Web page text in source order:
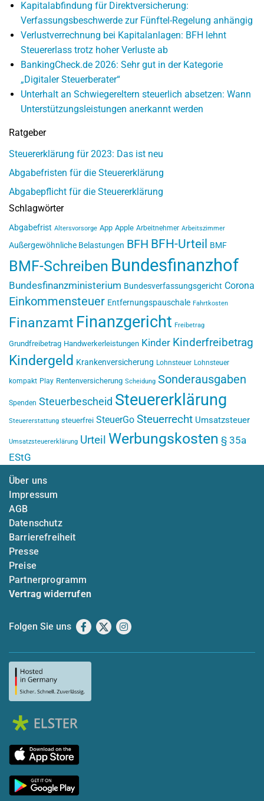
Kapitalabfindung für Direktversicherung:
Verfassungsbeschwerde zur Fünftel-Regelung anhängig
Verlustverrechnung bei Kapitalanlagen: BFH lehnt
Steuererlass trotz hoher Verluste ab
BankingCheck.de 2026: Sehr gut in der Kategorie
„Digitaler Steuerberater“
Unterhalt an Schwiegereltern steuerlich absetzen: Wann
Unterstützungsleistungen anerkannt werden
Ratgeber
Steuererklärung für 2023: Das ist neu
Abgabefristen für die Steuererklärung
Abgabepflicht für die Steuererklärung
Schlagwörter
Abgabefrist Altersvorsorge App Apple Arbeitnehmer Arbeitszimmer
Außergewöhnliche Belastungen BFH BFH-Urteil BMF
BMF-Schreiben Bundesfinanzhof
Bundesfinanzministerium Bundesverfassungsgericht Corona
Einkommensteuer Entfernungspauschale Fahrtkosten
Finanzamt Finanzgericht Freibetrag
Grundfreibetrag Handwerkerleistungen Kinder Kinderfreibetrag
Kindergeld Krankenversicherung Lohnsteuer Lohnsteuer
kompakt Play Rentenversicherung Scheidung Sonderausgaben
Spenden Steuerbescheid Steuererklärung
Steuererstattung steuerfrei SteuerGo Steuerrecht Umsatzsteuer
Umsatzsteuererklärung Urteil Werbungskosten § 35a
EStG
Über uns
Impressum
AGB
Datenschutz
Barrierefreiheit
Presse
Preise
Partnerprogramm
Vertrag widerrufen
Folgen Sie uns Facebook
X Instagram